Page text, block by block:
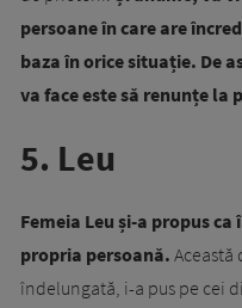
persoane în care are
baza în orice situație. De
va face este să renunțe la
5. Leu
Femeia Leu și-a propus ca
propria persoană. Această
îndelungată, i-a pus pe cei